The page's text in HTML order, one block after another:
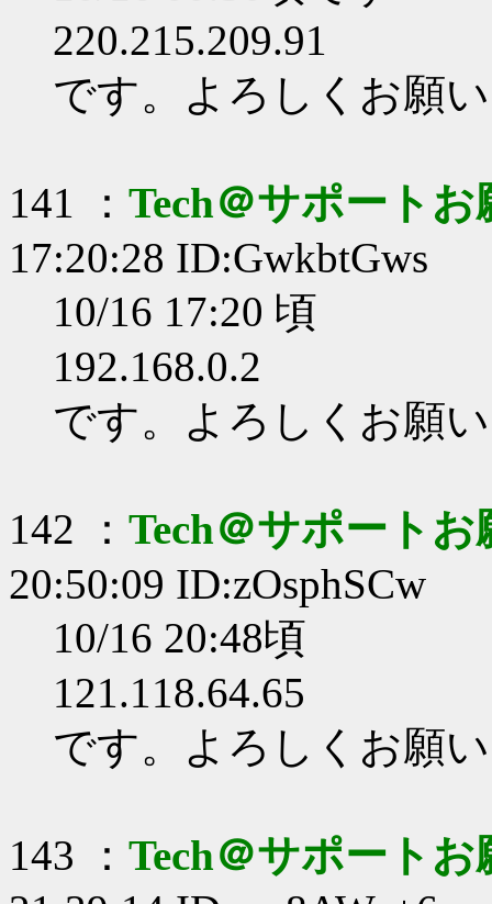
220.215.209.91
です。よろしくお願
141 ： Tech＠サポート
17:20:28 ID:GwkbtGws
10/16 17:20 頃
192.168.0.2
です。よろしくお願
142 ： Tech＠サポート
20:50:09 ID:zOsphSCw
10/16 20:48頃
121.118.64.65
です。よろしくお願
143 ： Tech＠サポート